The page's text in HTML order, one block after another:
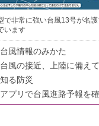
で非常に強い台風13号が名
います
台風情報のみかた
台風の接近、上陸に備えて
知る防災
アプリで台風進路予報を